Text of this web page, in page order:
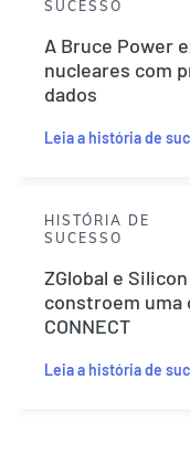
SUCESSO
A Bruce Power
nucleares com
dados
Leia a história de
HISTÓRIA DE
SUCESSO
ZGlobal e
constroem uma
CONNECT
Leia a história de